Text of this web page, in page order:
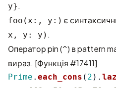
y}.
foo(x:, y:) є
x, y: y) .
Оператор pin (^) в pattern
вираз. [Функція #17411]
Prime . each_cons ( 2 ).